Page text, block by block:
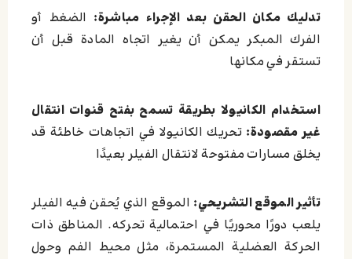
تدليك مكان الحقن بعد الإجراء مباشرة: الضغط أو
الفرك المبكر يمكن أن يغير اتجاه المادة قبل أن
تستقر في مكانها
استخدام الكانيولا بطريقة تسمح بفتح قنوات انتقال
غير مقصودة: تحريك الكانيولا في اتجاهات خاطئة قد
يخلق مسارات مفتوحة لانتقال الفيلر بعيدًا
تأثير الموقع التشريحي: الموقع الذي يُحقن فيه الفيلر
يلعب دورًا محوريًا في احتمالية تحركه. المناطق ذات
الحركة العضلية المستمرة، مثل محيط الفم وحول